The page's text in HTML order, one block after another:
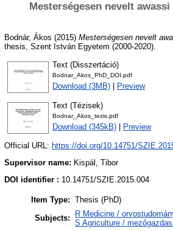
Mesterségesen nevelt
Bodnár, Ákos (2015) Mesterségesen nevelt
thesis, Szent István Egyetem (2000-2020).
Text (Disszertáció)
Bodnar_Akos_PhD_DOI.pdf
Download (3MB) Preview
Text (Tézisek)
Bodnar_Akos_tezis.pdf
Download (345kB) Preview
Official URL: https://doi.org/10.14751/
Supervisor name: Kispál, Tibor
DOI identifier : 10.14751/SZIE.2015.004
Item Type: Thesis (PhD)
Subjects:
R Medicine /
S Agriculture /